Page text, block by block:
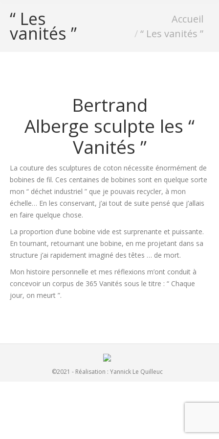
“ Les
vanités ”
Accueil
“ Les vanités ”
Bertrand
Alberge sculpte les “
Vanités ”
La couture des sculptures de coton nécessite énormément de
bobines de fil. Ces centaines de bobines sont en quelque sorte
mon “ déchet industriel ” que je pouvais recycler, à mon
échelle… En les conservant, j’ai tout de suite pensé que j’allais
en faire quelque chose.
La proportion d’une bobine vide est surprenante et puissante.
En tournant, retournant une bobine, en me projetant dans sa
structure j’ai rapidement imaginé des têtes … de mort.
Mon histoire personnelle et mes réflexions m’ont conduit à
concevoir un corpus de 365 Vanités sous le titre : “ Chaque
jour, on meurt ”.
©2021 - Réalisation : Yannick Le Quilleuc